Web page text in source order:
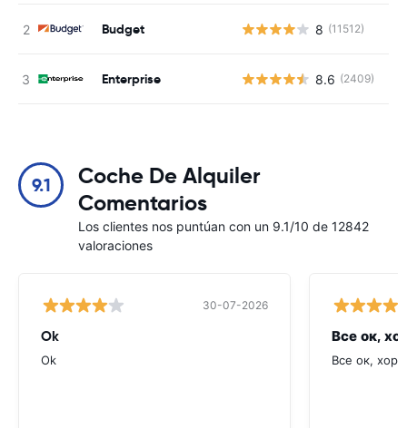
Budget 8 (11512)
Enterprise 8.6 (2409)
9.1
Coche De Alquiler
Comentarios
Los clientes nos puntúan con un 9.1/10 de 12842
valoraciones
30-07-2026
Ok
Ok
Все ок,
Все ок,